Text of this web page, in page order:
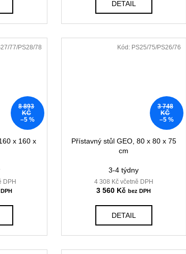
DETAIL
8 893
KČ
–5 %
x 160 x
DPH
77/PS28/78
3 748
KČ
–5 %
Přístavný stůl GEO, 80 x 80 x 75
cm
3-4 týdny
4 308 Kč včetně DPH
3 560 Kč
DETAIL
Kód: PS25/75/PS26/76